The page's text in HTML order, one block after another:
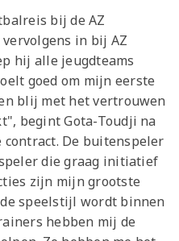
bij de AZ
in bij AZ
hij alle jeugdteams
goed om mijn eerste
blij met het vertrouwen
begint Gota-Toudji na
De buitenspeler
die graag initiatief
zijn mijn grootste
speelstijl wordt binnen
hebben mij de